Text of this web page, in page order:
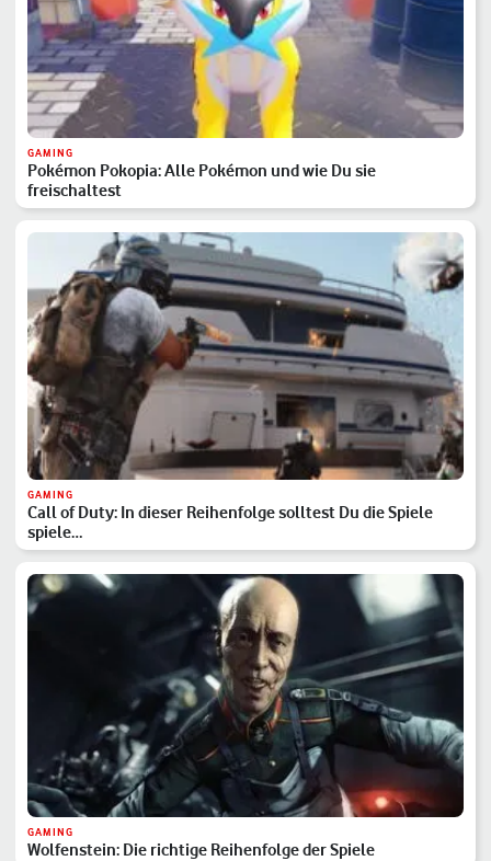
GAMING
Pokémon Pokopia: Alle Pokémon und wie Du sie
freischaltest
GAMING
Call of Duty: In dieser Reihenfolge solltest Du die Spiele
spiele…
GAMING
Wolfenstein: Die richtige Reihenfolge der Spiele